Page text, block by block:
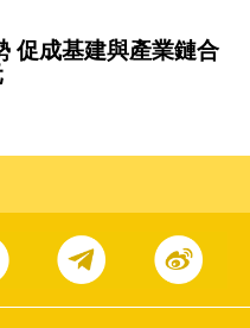
促成基建與產業鏈合